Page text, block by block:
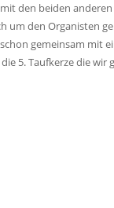
mit den beiden
um den Organisten
gemeinsam mit
5. Taufkerze die wir